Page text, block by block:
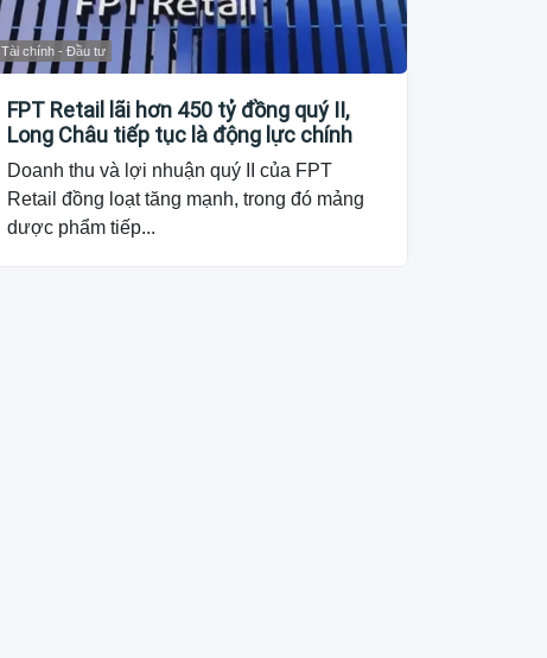
Tài chính - Đầu tư
FPT Retail lãi hơn 450 tỷ đồng quý II,
Long Châu tiếp tục là động lực chính
Doanh thu và lợi nhuận quý II của FPT
Retail đồng loạt tăng mạnh, trong đó mảng
dược phẩm tiếp...